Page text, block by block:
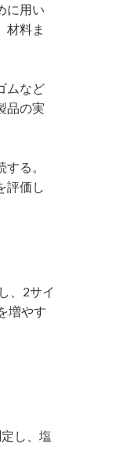
に用い
材料ま
ムなど
品の実
る。
価し
、2サイ
増やす
し、塩